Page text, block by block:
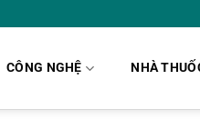
CÔNG NGHỆ NHÀ